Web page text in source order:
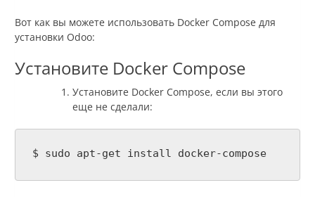
Вот как вы можете использовать Docker Compose для
установки Odoo:
Установите Docker Compose
Установите Docker Compose, если вы этого
еще не сделали:
$ sudo apt-get install docker-compose